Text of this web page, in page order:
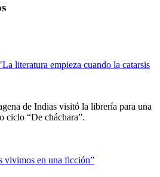
literatura empieza cuando la catarsis
de Indias visitó la librería para una
ciclo “De cháchara”.
vivimos en una ficción”